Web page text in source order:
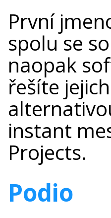
První
spolu se
naopak
řešíte
instant
Projects.
Podio